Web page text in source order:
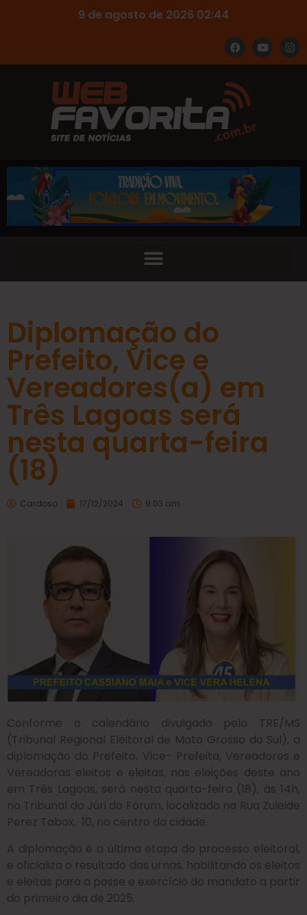
9 de agosto de 2026 02:44
Diplomação do
Prefeito, Vice e
Vereadores(a) em
Três Lagoas será
nesta quarta-feira
(18)
Cardoso 17/12/2024 9:03 am
Conforme o calendário divulgado pelo TRE/MS
(Tribunal Regional Eleitoral de Mato Grosso do Sul), a
diplomação do Prefeito, Vice- Prefeita, Vereadores e
Vereadoras eleitos e eleitas, nas eleições deste ano
em Três Lagoas, será nesta quarta-feira (18), às 14h,
no Tribunal do Júri do Fórum, localizado na Rua Zuleide
Perez Tabox, 10, no centro da cidade.
A diplomação é a última etapa do processo eleitoral,
e oficializa o resultado das urnas, habilitando os eleitos
e eleitas para a posse e exercício do mandato a partir
do primeiro dia de 2025.